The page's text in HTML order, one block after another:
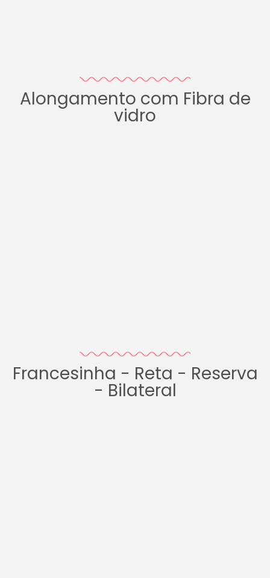
Alongamento com Fibra de
vidro
Francesinha - Reta - Reserva
- Bilateral